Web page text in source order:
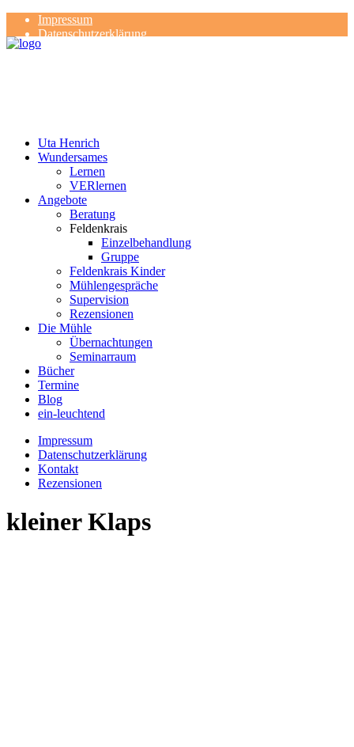
Impressum
Datenschutzerklärung
Kontakt
Uta Henrich
Wundersames
Lernen
VERlernen
Angebote
Beratung
Feldenkrais
Einzelbehandlung
Gruppe
Feldenkrais Kinder
Mühlengespräche
Supervision
Rezensionen
Die Mühle
Übernachtungen
Seminarraum
Bücher
Termine
Blog
ein-leuchtend
Impressum
Datenschutzerklärung
Kontakt
Rezensionen
kleiner Klaps